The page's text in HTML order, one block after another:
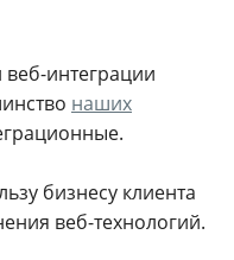
интеграции
наших
бизнесу клиента
веб-технологий.